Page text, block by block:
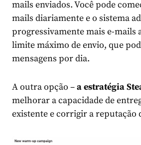
mails enviados. Você pode
mails diariamente e o sistema
progressivamente mais e-mails
limite máximo de envio, que
mensagens por dia.
A outra opção –a estratégia
melhorar a capacidade de
existente e corrigir a reputação